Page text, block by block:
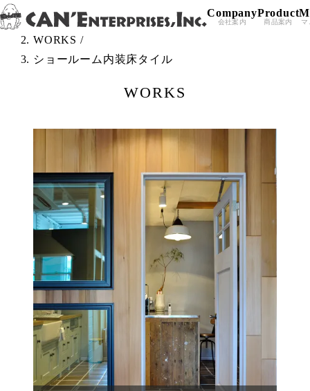
Skip to content
Company
会社案内
Product
商品案内 マ
TOP /
WORKS /
ショールーム内装床タイル
WORKS